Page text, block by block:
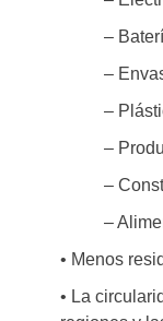
–
–
–
–
–
–
• Menos
• La